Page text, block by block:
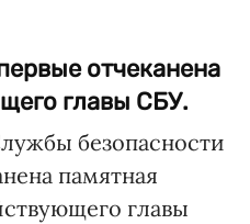
отчеканена
главы СБУ.
безопасности
памятная
главы